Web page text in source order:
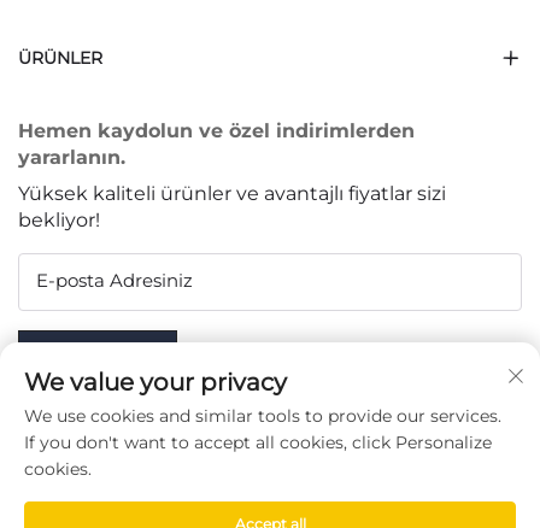
ÜRÜNLER
Hemen kaydolun ve özel indirimlerden
yararlanın.
Yüksek kaliteli ürünler ve avantajlı fiyatlar sizi
bekliyor!
E-posta Adresiniz
BIZI TAKIP EDIN
We value your privacy
We use cookies and similar tools to provide our services.
If you don't want to accept all cookies, click Personalize
cookies.
Accept all